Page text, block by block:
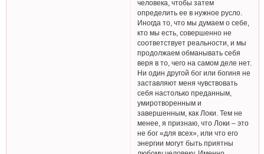
человека, чтобы затем
определить ее в нужное русло.
Иногда то, что мы думаем о себе,
кто мы есть, совершенно не
соответствует реальности, и мы
продолжаем обманывать себя
веря в то, чего на самом деле нет.
Ни один другой бог или богиня не
заставляют меня чувствовать
себя настолько преданным,
умиротворенным и
завершенным, как Локи. Тем не
менее, я признаю, что Локи – это
не бог «для всех», или что его
энергии могут быть приятны